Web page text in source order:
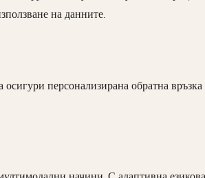
на данните.
персонализирана обратна